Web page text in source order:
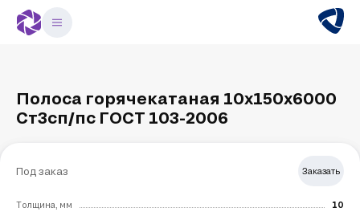
Полоса горячекатаная 10х150х6000
Ст3сп/пс ГОСТ 103-2006
Под заказ Заказать
Толщина, мм 10